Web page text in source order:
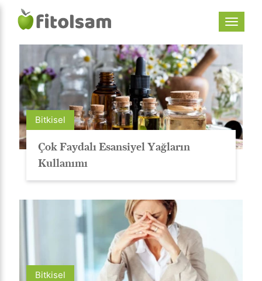
Bitkisel
Çok Faydalı Esansiyel Yağların
Kullanımı
Bitkisel